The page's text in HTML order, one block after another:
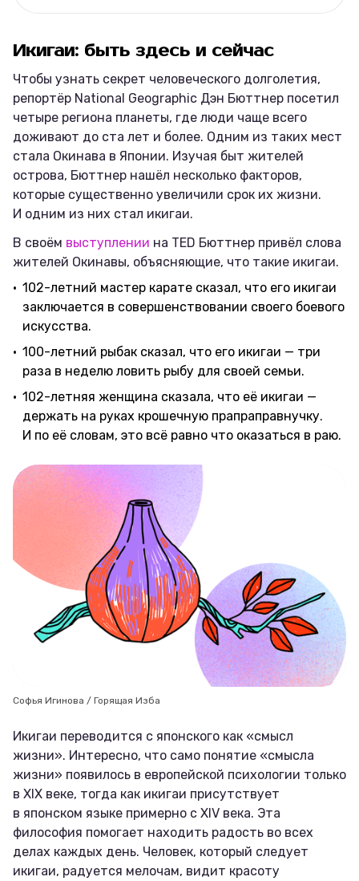
Икигаи: быть здесь и сейчас
Чтобы узнать секрет человеческого долголетия,
репортёр National Geographic Дэн Бюттнер посетил
четыре региона планеты, где люди чаще всего
доживают до ста лет и более. Одним из таких мест
стала Окинава в Японии. Изучая быт жителей
острова, Бюттнер нашёл несколько факторов,
которые существенно увеличили срок их жизни.
И одним из них стал икигаи.
В своём выступлении на TED Бюттнер привёл слова
жителей Окинавы, объясняющие, что такие икигаи.
102-летний мастер карате сказал, что его икигаи
заключается в совершенствовании своего боевого
искусства.
100-летний рыбак сказал, что его икигаи — три
раза в неделю ловить рыбу для своей семьи.
102-летняя женщина сказала, что её икигаи —
держать на руках крошечную прапраправнучку.
И по её словам, это всё равно что оказаться в раю.
Софья Игинова / Горящая Изба
Икигаи переводится с японского как «смысл
жизни». Интересно, что само понятие «смысла
жизни» появилось в европейской психологии только
в XIX веке, тогда как икигаи присутствует
в японском языке примерно с XIV века. Эта
философия помогает находить радость во всех
делах каждых день. Человек, который следует
икигаи, радуется мелочам, видит красоту